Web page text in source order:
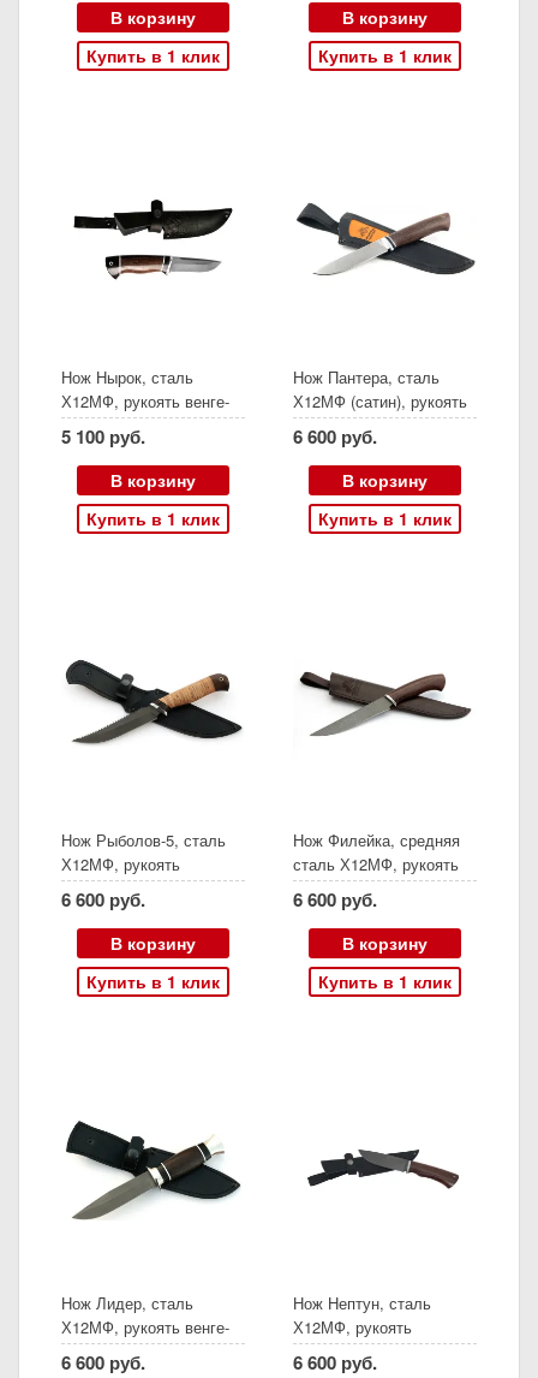
сталь ШХ-15)
В корзину
Купить в 1 клик
В корзину
Купить в 1 клик
Нож Нырок, сталь
Х12МФ, рукоять венге-
черный граб, (Ворсма)
5 100 руб.
В корзину
Купить в 1 клик
Нож Пантера, сталь
Х12МФ (сатин), рукоять
венге, (Ворсма)
6 600 руб.
В корзину
Купить в 1 клик
Нож Рыболов-5, сталь
Х12МФ, рукоять
береста, (Ворсма)
6 600 руб.
В корзину
Купить в 1 клик
Нож Филейка, средняя
сталь Х12МФ, рукоять
венге дюраль, (Ворсма)
6 600 руб.
В корзину
Купить в 1 клик
Нож Лидер, сталь
Х12МФ, рукоять венге-
черный граб, (Ворсма)
6 600 руб.
Нож Нептун, сталь
Х12МФ, рукоять
палисандр, (Ворсма)
6 600 руб.